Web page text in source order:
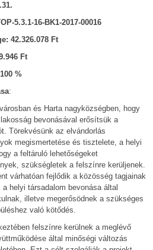
5.3.1-16-BK1-2017-00016
42.326.078 Ft
Ft
%
:
és Harta nagyközségben, hogy
bevonásával erősítsük a
Törekvésünk az elvándorlás
megismertetése és tisztelete, a helyi
a feltáruló lehetőségeket
szükségletek a felszínre kerüljenek.
várhatóan fejlődik a közösség tagjainak
helyi társadalom bevonása által
illetve megerősödnek a szükséges
való kötődés.
felszínre kerülnek a meglévő
által minőségi változás